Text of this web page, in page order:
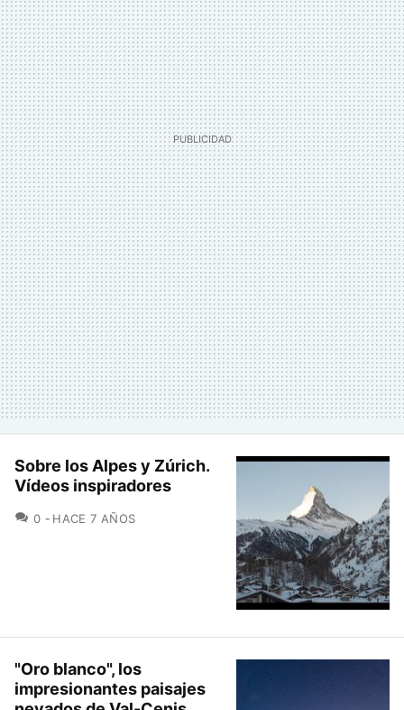
Sobre los Alpes y Zúrich.
Vídeos inspiradores
0 COMENTARIOS
HACE 7 AÑOS
"Oro blanco", los
impresionantes paisajes